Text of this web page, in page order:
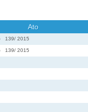
Ato
139/ 2015
139/ 2015